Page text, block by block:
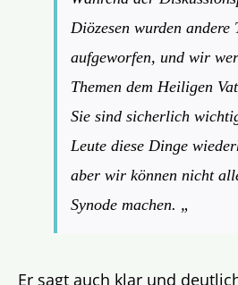
Diözesen wurden andere
aufgeworfen, und wir
Themen dem Heiligen
Sie sind sicherlich
Leute diese Dinge
aber wir können nicht
Synode machen. „
Er sagt auch klar und